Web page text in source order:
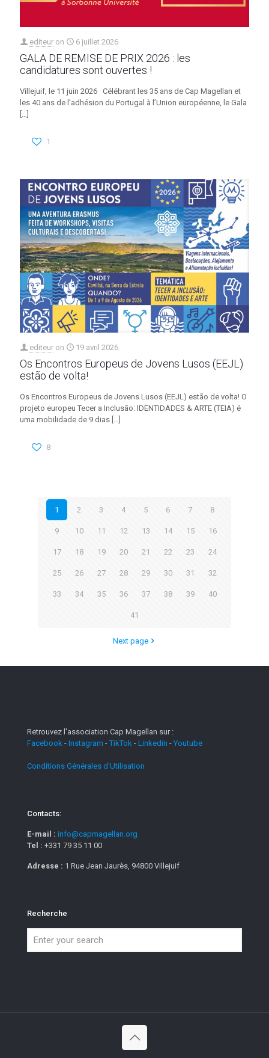
editeur on 6 juillet 2026
GALA DE REMISE DE PRIX 2026 : les
candidatures sont ouvertes !
Villejuif, le 11 juin 2026 Célébrant les 35 ans de Cap Magellan et
les 40 ans de l’adhésion du Portugal à l’Union européenne, le Gala
[…]
1
editeur on 19 avril 2026
Os Encontros Europeus de Jovens Lusos (EEJL)
estão de volta!
Os Encontros Europeus de Jovens Lusos (EEJL) estão de volta! O
projeto europeu Tecer a Inclusão: IDENTIDADES & ARTE (TEIA) é
uma mobilidade de 9 dias […]
8
1 2 3 4 5 6 7 8
9 10 11 12 13 14 15 16
17 18 19 20 21 22 23 24
25 26 27 28 29 30 31 32
33 34 35 36 37 38 39 40
41
Next page
Retrouvez l'association Cap Magellan sur :
Facebook - Instagram -TikTok - Linkedin - Youtube
Conditions Générales d'Utilisation
Contacts:
E-mail : info@capmagellan.org
Tel : +331 79 35 11 00
Adresse : 1 Rue Jean Jaurès, 94800 Villejuif
Recherche